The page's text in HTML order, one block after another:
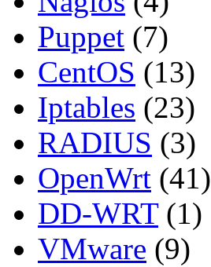
Puppet (7)
CentOS (13)
Iptables (23)
RADIUS (3)
OpenWrt (41)
DD-WRT(1)
VMware (9)